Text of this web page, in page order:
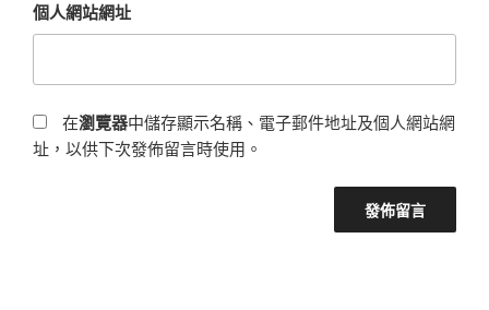
個人網站網址
在瀏覽器中儲存顯示名稱、電子郵件地址及個人網站網
址，以供下次發佈留言時使用。